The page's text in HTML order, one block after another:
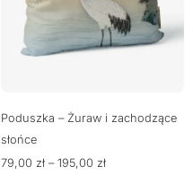
Poduszka – Żuraw i zachodzące
słońce
79,00 zł – 195,00 zł